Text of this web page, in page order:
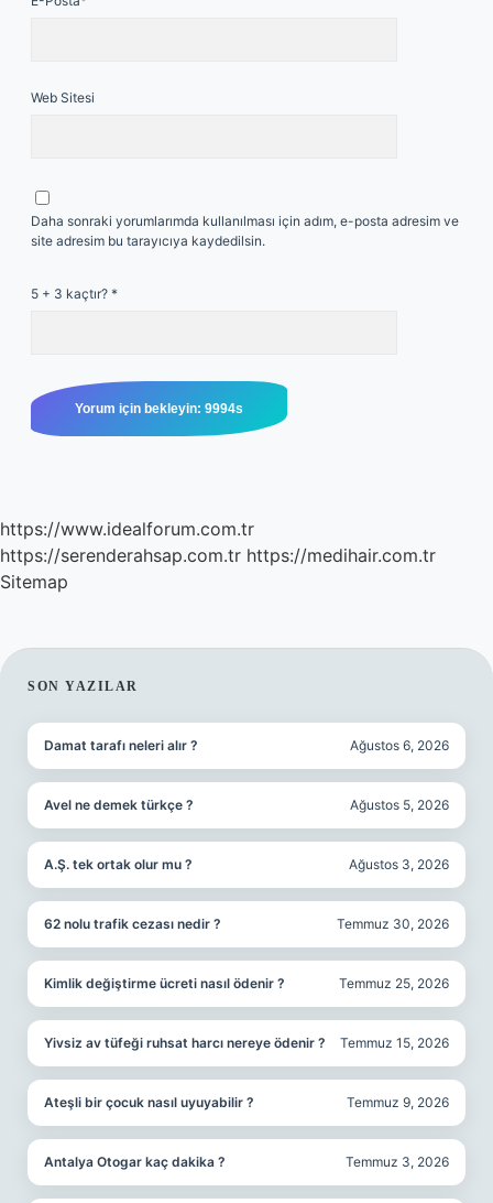
Web Sitesi
Daha sonraki yorumlarımda kullanılması için adım, e-posta adresim ve
site adresim bu tarayıcıya kaydedilsin.
5 + 3 kaçtır? *
https://www.idealforum.com.tr
https://serenderahsap.com.tr https://medihair.com.tr
Sitemap
SIDEBAR
SON YAZILAR
Damat tarafı neleri alır ? Ağustos 6, 2026
Avel ne demek türkçe ? Ağustos 5, 2026
A.Ş. tek ortak olur mu ? Ağustos 3, 2026
62 nolu trafik cezası nedir ? Temmuz 30, 2026
Kimlik değiştirme ücreti nasıl ödenir ? Temmuz 25, 2026
Yivsiz av tüfeği ruhsat harcı nereye ödenir ? Temmuz 15, 2026
Ateşli bir çocuk nasıl uyuyabilir ? Temmuz 9, 2026
Antalya Otogar kaç dakika ? Temmuz 3, 2026